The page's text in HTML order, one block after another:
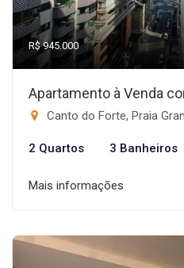
R$ 945.000
Apartamento à Venda
Canto do Forte, Praia
2 Quartos 3 Banheiros
Mais informações